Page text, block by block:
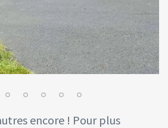
encore ! Pour plus